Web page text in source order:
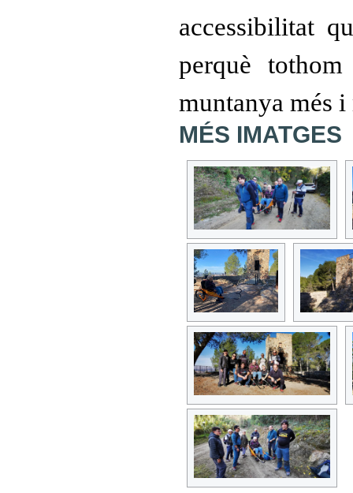
accessibilitat
perquè
muntanya més
MÉS IMATGES